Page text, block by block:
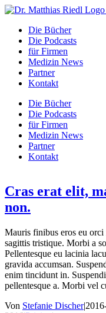
Zum
springen
Facebook
Instagram
YouTube
E-
Die Bücher
Die Podcasts
für Firmen
Medizin News
Partner
Kontakt
Die Bücher
Die Podcasts
für Firmen
Medizin News
Partner
Kontakt
Cras erat elit,
non.
Mauris finibus eros eu
sagittis tristique. Morbi a
Pellentesque eu lacinia
gravida accumsan.
enim tincidunt in.
pellentesque a. Morbi vel
Von Stefanie Discher|